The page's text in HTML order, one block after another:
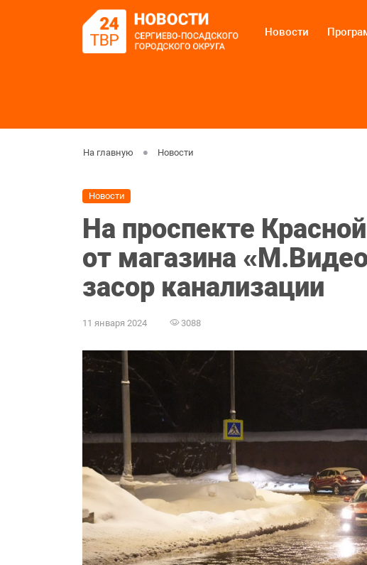
Новости
На главную Новости
Новости
На проспекте
от магазина
засор канализации
11 января 2024 3088